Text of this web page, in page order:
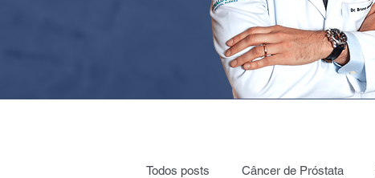
Todos posts Câncer de Próstata